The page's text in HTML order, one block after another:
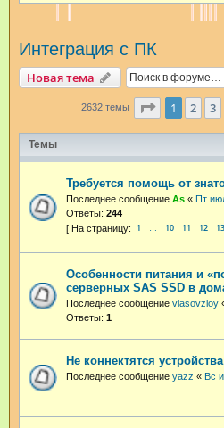
Интеграция с ПК
Новая тема
2632 темы Страница
1 2 3
Темы
Требуется помощь от
Последнее сообщение As « Пт
Ответы: 244
1 … 10 11 12 13
Особенности питания и
серверных SAS SSD в
Последнее сообщение vlasovzloy
Ответы: 1
Не коннектятся устройства
Последнее сообщение yazz « Вс